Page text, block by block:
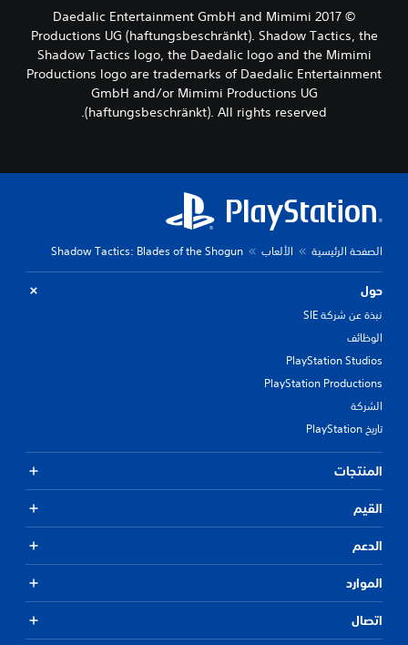
© 2017 Daedalic Entertainment GmbH and Mimimi
Productions UG (haftungsbeschränkt). Shadow Tactics, the
Shadow Tactics logo, the Daedalic logo and the Mimimi
Productions logo are trademarks of Daedalic Entertainment
GmbH and/or Mimimi Productions UG
(haftungsbeschränkt). All rights reserved.
الصفحة الرئيسية الألعاب Shadow Tactics: Blades of the Shogun
حول
نبذة عن شركة SIE
الوظائف
PlayStation Studios
PlayStation Productions
الشركة
تاريخ PlayStation
المنتجات
القيم
الدعم
الموارد
اتصال